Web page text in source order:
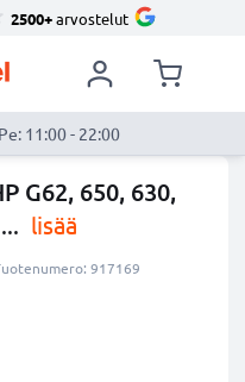
2500+arvostelut
11:00 - 22:00
G62, 650, 630,
... lisää
917169